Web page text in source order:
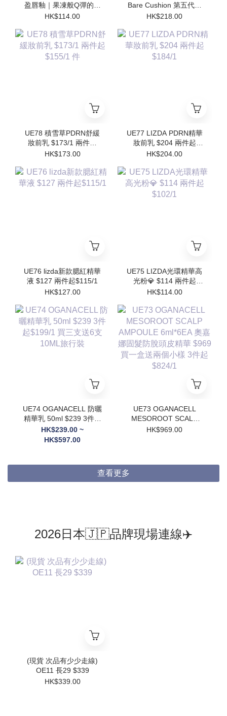
盈唇釉｜果凍般Q彈的護
唇魔法✨$114/1 兩件起
HK$114.00
Bare Cushion 第五代閃
亮氣墊 $218 兩件起
Refill)
HK$218.00
UE78 積雪草PDRN舒緩
妝前乳 $173/1 兩件起
$155/1 件
HK$173.00
UE77 LIZDA PDRN精華
妝前乳 $204 兩件起
$184/1
HK$204.00
UE76 lizda新款腮紅精華
液 $127 兩件起$115/1
HK$127.00
UE75 LIZDA光環精華高
光粉💎 $114 兩件起
$102/1
HK$114.00
UE74 OGANACELL 防曬
精華乳 50ml $239 3件起
$199/1 買三支送6支
10ML旅行裝
HK$239.00 ~
HK$597.00
UE73 OGANACELL
MESOROOT SCALP
AMPOULE 6ml*6EA 奧
HK$969.00
查看更多
2026日本🇯🇵品牌現場連線✈️
(現貨 次品有少少走線)
OE11 長29 $339
HK$339.00